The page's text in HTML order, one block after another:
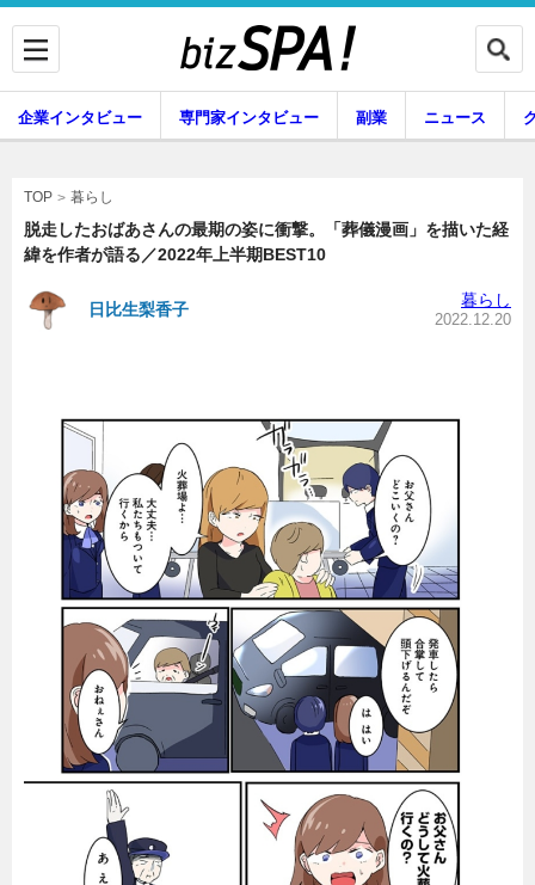
専門家インタビュー
グルメ スキル
暮らし エンタメ
連載一覧
企業インタビュー 専門家インタビュー 副業 ニュース
TOP 暮らし
脱走したおばあさんの最期の姿に衝撃。「葬儀漫画」を描いた経
緯を作者が語る／2022年上半期BEST10
日比生梨香子 暮らし
2022.12.20